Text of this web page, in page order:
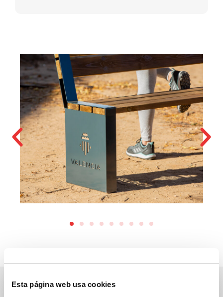
Esta página web usa cookies